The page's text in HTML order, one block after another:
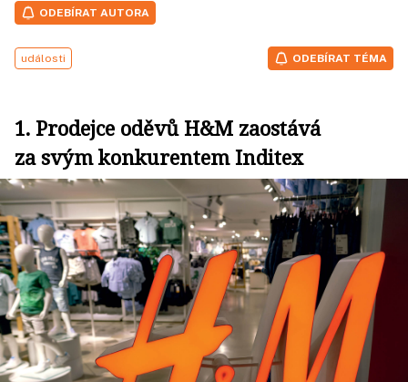
ODEBÍRAT AUTORA
události ODEBÍRAT TÉMA
1. Prodejce oděvů H&M zaostává
za svým konkurentem Inditex